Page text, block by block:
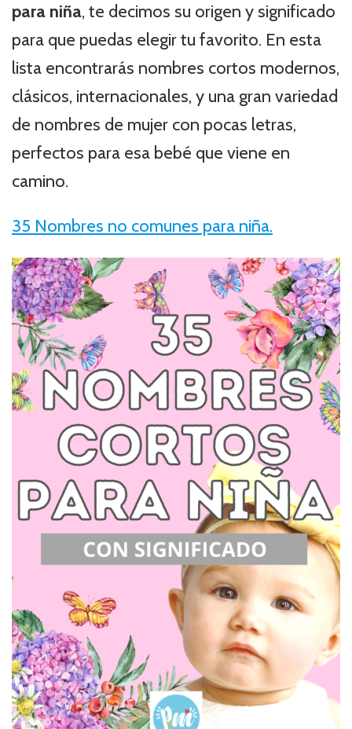
para niña, te decimos su origen y significado
para que puedas elegir tu favorito. En esta
lista encontrarás nombres cortos modernos,
clásicos, internacionales, y una gran variedad
de nombres de mujer con pocas letras,
perfectos para esa bebé que viene en
camino.
35 Nombres no comunes para niña.